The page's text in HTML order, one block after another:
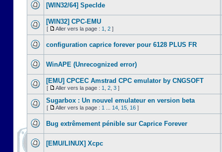
[WIN32/64] SpecIde
[WIN32] CPC-EMU
[ Aller vers la page : 1 2 ]
configuration caprice forever pour 6128 PLUS FR
WinAPE (Unrecognized error)
[EMU] CPCEC Amstrad CPC emulator by CNGSOFT
[ Aller vers la page : 1 2 3 ]
Sugarbox : Un nouvel emulateur en version beta
[ Aller vers la page : 1 14 15 16 ]
Bug extrêmement pénible sur Caprice Forever
[EMU/LINUX] Xcpc